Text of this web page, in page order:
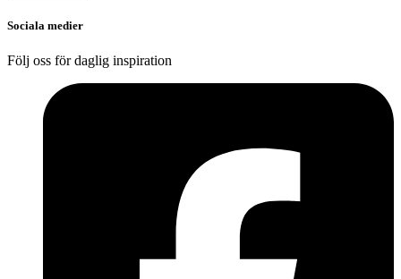
Sociala medier
Följ oss för daglig inspiration